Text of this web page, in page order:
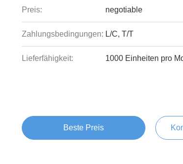
Preis: negotiable
Zahlungsbedingungen: L/C, T/T
Lieferfähigkeit: 1000 Einheiten pro
Beste Preis